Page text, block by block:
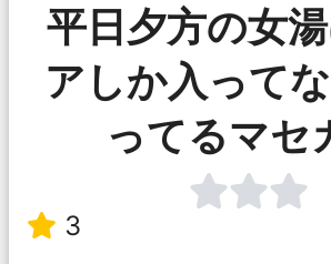
平日夕方の女
アしか入って
ってるマセ
3